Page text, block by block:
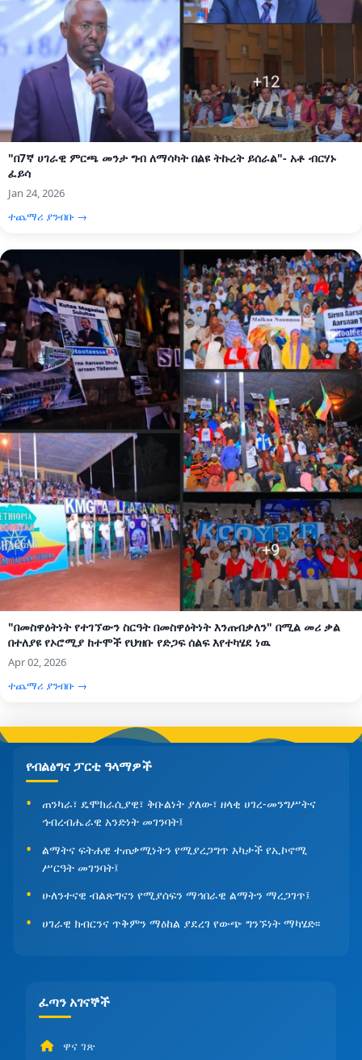
"በ7ኛ ሀገራዊ ምርጫ መንታ ግብ ለማሳካት በልዩ ትኩረት ይሰራል"- አቶ ብርሃኑ
ፈይሳ
Jan 24, 2026
ተጨማሪ ያንብቡ →
"በመስዋዕትነት የተገኘውን ስርዓት በመስዋዕትነት እንጠብቃለን" በሚል መሪ ቃል
በተለያዩ የኦሮሚያ ከተሞች የህዝቡ የድጋፍ ሰልፍ እየተካሄደ ነዉ
Apr 02, 2026
ተጨማሪ ያንብቡ →
የብልፅግና ፓርቲ ዓላማዎች
ጠንካራ፣ ዴሞክራሲያዊ፣ ቅቡልነት ያለው፣ ዘላቂ ሀገረ-መንግሥትና
ኅብረብሔራዊ አንድነት መገንባት፤
ልማትና ፍትሐዊ ተጠቃሚነትን የሚያረጋግጥ አካታች የኢኮኖሚ
ሥርዓት መገንባት፤
ሁለንተናዊ ብልጽግናን የሚያሰፍን ማኅበራዊ ልማትን ማረጋገጥ፤
ሀገራዊ ክብርንና ጥቅምን ማዕከል ያደረገ የውጭ ግንኙነት ማካሄድ፡፡
ፈጣን አገናኞች
ዋና ገጽ